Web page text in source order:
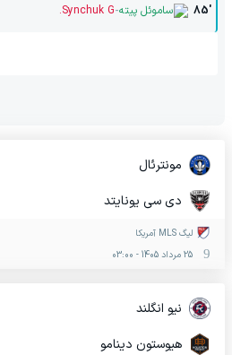
85' ساموئل پیته-
Synchuk G.
مونترئال
دی سی یونایتد
لیگ MLS آمریکا
25 مرداد 1405
-
03:00
نیو انگلند
هیوستون دینامو